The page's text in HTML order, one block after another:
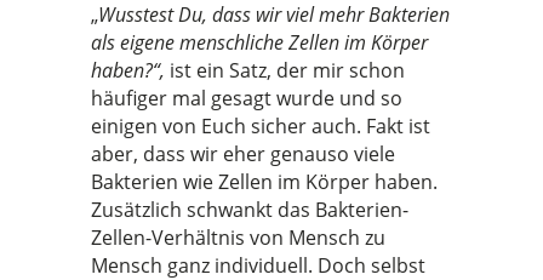
„Wusstest Du, dass wir viel mehr Bakterien
als eigene menschliche Zellen im Körper
haben?“, ist ein Satz, der mir schon
häufiger mal gesagt wurde und so
einigen von Euch sicher auch. Fakt ist
aber, dass wir eher genauso viele
Bakterien wie Zellen im Körper haben.
Zusätzlich schwankt das Bakterien-
Zellen-Verhältnis von Mensch zu
Mensch ganz individuell. Doch selbst